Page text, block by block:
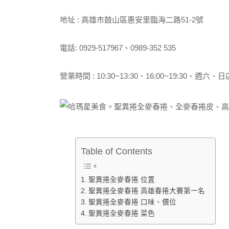
地址 : 高雄市鼓山區惠安里臨海二路51-2號
電話: 0929-517967、0989-352 535
營業時間 : 10:30~13:30、16:00~19:30、週六、日
Table of Contents
聖異捲全麥春捲 位置
聖異捲全麥春捲 高雄春捲大賽第一名
聖異捲全麥春捲 口味、價位
聖異捲全麥春捲 菜色